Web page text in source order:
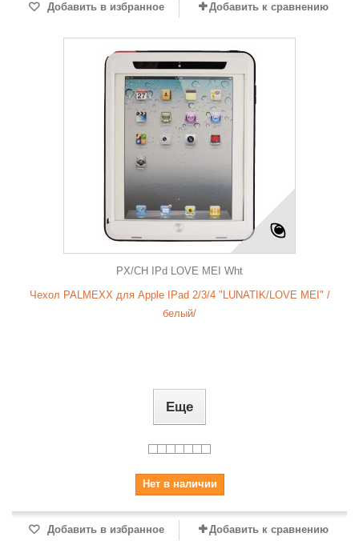
Добавить в избранное Добавить к сравнению
PX/CH IPd LOVE MEI Wht
Чехол PALMEXX для Apple IPad 2/3/4 "LUNATIK/LOVE MEI" /
белый/
Еще
Нет в наличии
Добавить в избранное Добавить к сравнению